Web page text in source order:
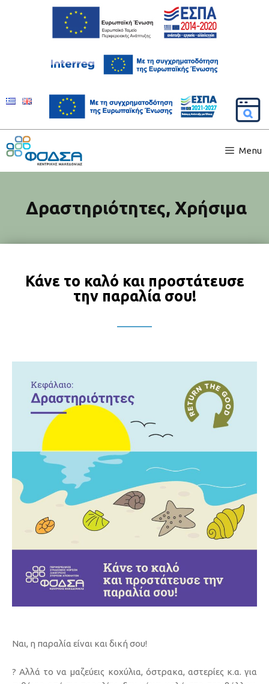
Menu
Δραστηριότητες, Χρήσιμα
Κάνε το καλό και προστάτευσε
την παραλία σου!
Ναι, η παραλία είναι και δική σου!
? Αλλά το να μαζεύεις κοχύλια, όστρακα, αστερίες κ.α. για